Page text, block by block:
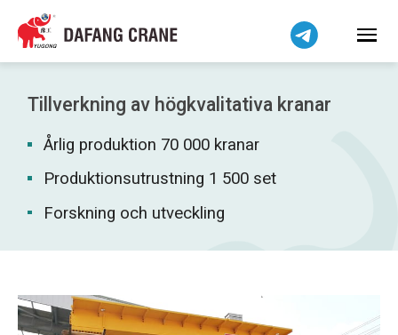
Tillverkning av högkvalitativa kranar
Årlig produktion 70 000 kranar
Produktionsutrustning 1 500 set
Forskning och utveckling
Bahasa Indonesia
Bahasa Melayu
Tiếng Việt
简体中文
فارسی
Pilipino
اردو
Беларуская мова
Kiswahili